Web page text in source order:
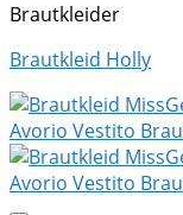
Brautkleider
Brautkleid Holly